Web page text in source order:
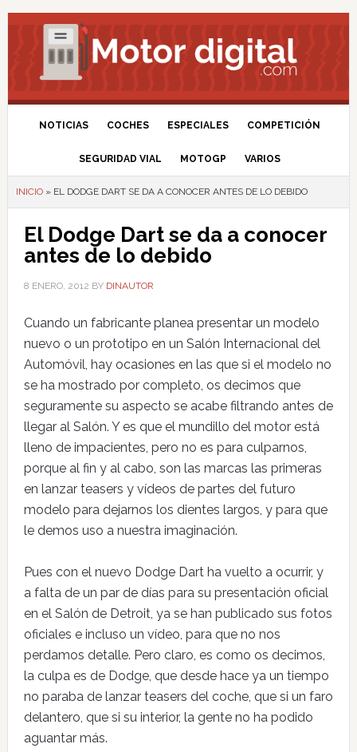
NOTICIAS COCHES ESPECIALES COMPETICIÓN
SEGURIDAD VIAL MOTOGP VARIOS
INICIO» EL DODGE DART SE DA A CONOCER ANTES DE LO DEBIDO
El Dodge Dart se da a conocer
antes de lo debido
8 ENERO, 2012 BY DINAUTOR
Cuando un fabricante planea presentar un modelo
nuevo o un prototipo en un Salón Internacional del
Automóvil, hay ocasiones en las que si el modelo no
se ha mostrado por completo, os decimos que
seguramente su aspecto se acabe filtrando antes de
llegar al Salón. Y es que el mundillo del motor está
lleno de impacientes, pero no es para culparnos,
porque al fin y al cabo, son las marcas las primeras
en lanzar teasers y vídeos de partes del futuro
modelo para dejarnos los dientes largos, y para que
le demos uso a nuestra imaginación.
Pues con el nuevo Dodge Dart ha vuelto a ocurrir, y
a falta de un par de días para su presentación oficial
en el Salón de Detroit, ya se han publicado sus fotos
oficiales e incluso un vídeo, para que no nos
perdamos detalle. Pero claro, es como os decimos,
la culpa es de Dodge, que desde hace ya un tiempo
no paraba de lanzar teasers del coche, que si un faro
delantero, que si su interior, la gente no ha podido
aguantar más.